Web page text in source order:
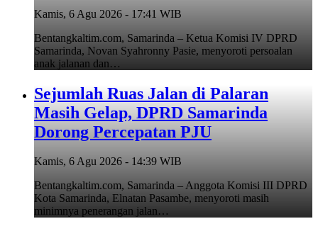
Kamis, 6 Agu 2026 - 17:41 WIB
Bentangkaltim.com, Samarinda – Ketua Komisi IV DPRD
Samarinda, Novan Syahronny Pasie, menyoroti persoalan
anak jalanan dan…
Sejumlah Ruas Jalan di Palaran
Masih Gelap, DPRD Samarinda
Dorong Percepatan PJU
Kamis, 6 Agu 2026 - 14:39 WIB
Bentangkaltim.com, Samarinda – Anggota Komisi III DPRD
Kota Samarinda, Elnatan Pasambe, menyoroti masih
minimnya penerangan jalan…